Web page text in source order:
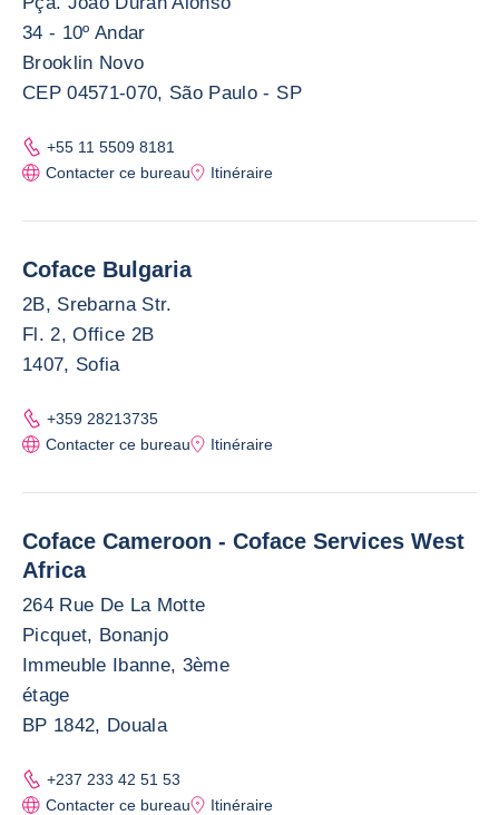
34 - 10º Andar
Brooklin Novo
CEP 04571-070, São Paulo - SP
+55 11 5509 8181
Contacter ce bureau
Itinéraire
Coface Bulgaria
2B, Srebarna Str.
Fl. 2, Office 2B
1407, Sofia
+359 28213735
Contacter ce bureau
Itinéraire
Coface Cameroon - Coface Services West
Africa
264 Rue De La Motte
Picquet, Bonanjo
Immeuble Ibanne, 3ème
étage
BP 1842, Douala
+237 233 42 51 53
Contacter ce bureau
Itinéraire